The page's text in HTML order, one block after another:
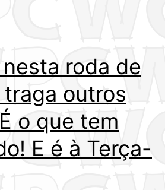
roda de
outros
o que tem
E é à Terça-